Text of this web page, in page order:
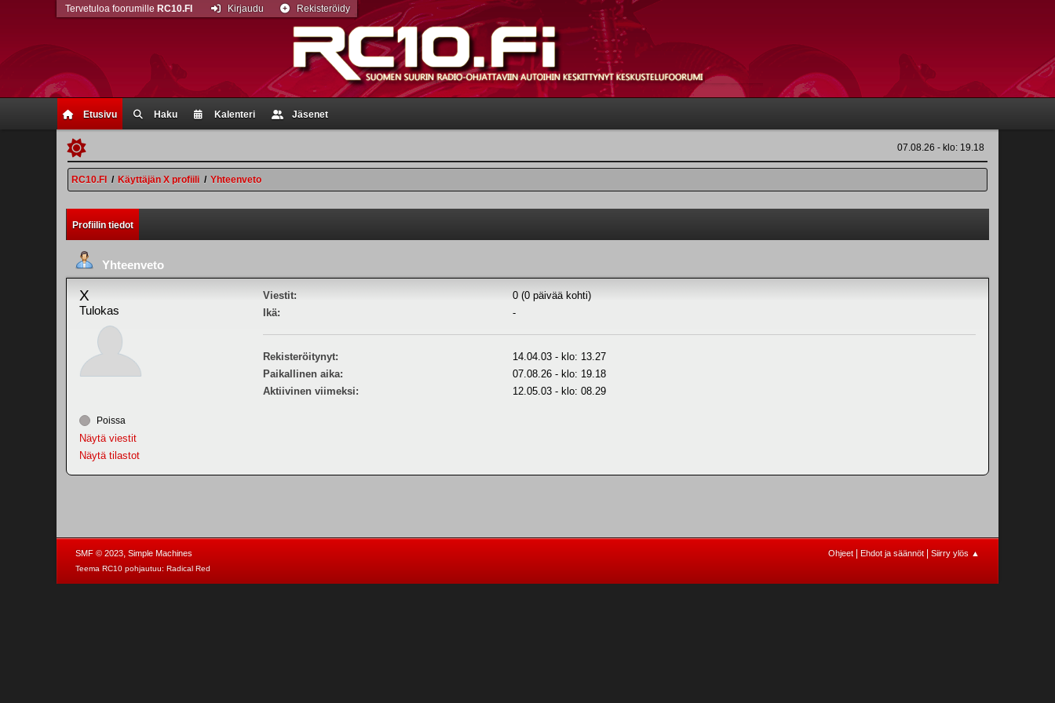
Etusivu Haku Kalenteri Jäsenet
Tervetuloa foorumille RC10.FI Kirjaudu Rekisteröidy
07.08.26 - klo: 19.18
RC10.FI / Käyttäjän X profiili / Yhteenveto
Profiilin tiedot
Yhteenveto
X
Tulokas
Poissa
Näytä viestit
Näytä tilastot
Viestit:
0 (0 päivää kohti)
Ikä:
-
Rekisteröitynyt:
14.04.03 - klo: 13.27
Paikallinen aika:
07.08.26 - klo: 19.18
Aktiivinen viimeksi:
12.05.03 - klo: 08.29
Ohjeet Ehdot ja säännöt Siirry ylös ▲
SMF © 2023, Simple Machines
Teema RC10 pohjautuu: Radical Red